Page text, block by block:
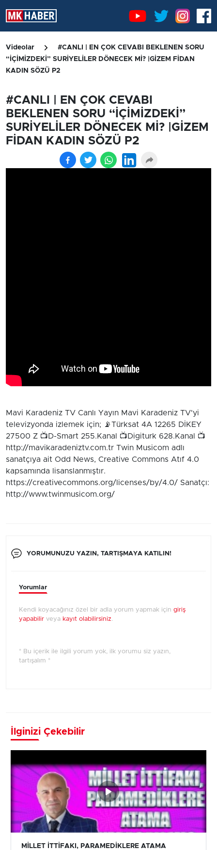
Videolar
#CANLI | EN ÇOK CEVABI BEKLENEN SORU
“İÇİMİZDEKİ” SURİYELİLER DÖNECEK Mİ? |GİZEM FİDAN
KADIN SÖZÜ P2
#CANLI | EN ÇOK CEVABI
BEKLENEN SORU “İÇİMİZDEKİ”
SURİYELİLER DÖNECEK Mİ? |GİZEM
FİDAN KADIN SÖZÜ P2
Mavi Karadeniz TV Canlı Yayın Mavi Karadeniz TV'yi
televizyonda izlemek için; 📡Türksat 4A 12265 DİKEY
27500 Z 📺D-Smart 255.Kanal 📺Digiturk 628.Kanal 📺
http://mavikaradeniztv.com.tr Twin Musicom adlı
sanatçıya ait Odd News, Creative Commons Atıf 4.0
kapsamında lisanslanmıştır.
https://creativecommons.org/licenses/by/4.0/ Sanatçı:
http://www.twinmusicom.org/
YORUMUNUZU YAZIN, TARTIŞMAYA KATILIN!
Yorumlar
Kendi koyacağınız özel bir adla yorum yapmak için giriş
yapabilir veya kayıt olabilirsiniz.
* Bu içerik ile ilgili yorum yok, ilk yorumu siz yazın,
tartışalım *
İlginizi Çekebilir
MİLLET İTTİFAKI, PARAMEDİKLERE ATAMA